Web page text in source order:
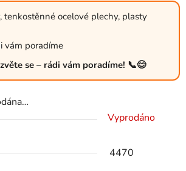
tenkostěnné ocelové plechy, plasty
vám poradíme
se – rádi vám poradíme! 📞😊
Vyprodáno
4470